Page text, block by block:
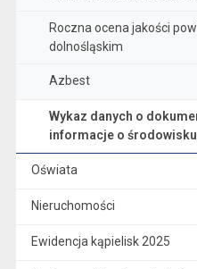
Roczna ocena jakości
dolnośląskim
Azbest
Wykaz danych o
informacje o
Oświata
Nieruchomości
Ewidencja kąpielisk 2025